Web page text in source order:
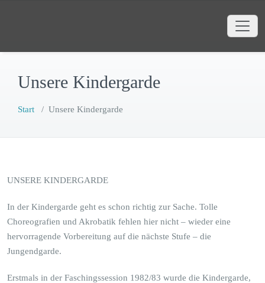
Webauftritt der Faschingsgesellschaft
AlZiBib Markt Bibart e.V.
Unsere Kindergarde
Start / Unsere Kindergarde
UNSERE KINDERGARDE
In der Kindergarde geht es schon richtig zur Sache. Tolle
Choreografien und Akrobatik fehlen hier nicht – wieder eine
hervorragende Vorbereitung auf die nächste Stufe – die
Jungendgarde.
Erstmals in der Faschingssession 1982/83 wurde die Kindergarde,